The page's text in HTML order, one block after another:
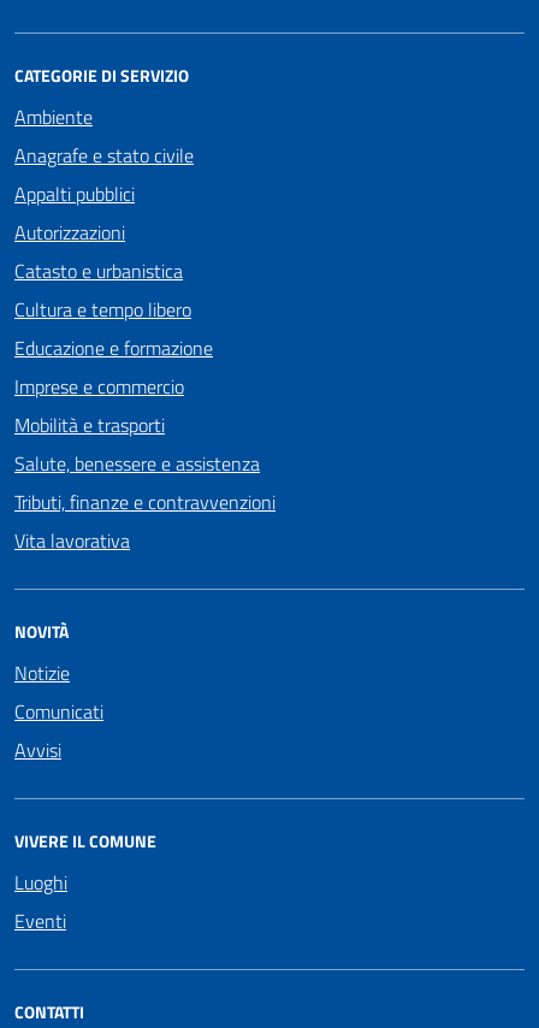
CATEGORIE DI SERVIZIO
Ambiente
Anagrafe e stato civile
Appalti pubblici
Autorizzazioni
Catasto e urbanistica
Cultura e tempo libero
Educazione e formazione
Imprese e commercio
Mobilità e trasporti
Salute, benessere e assistenza
Tributi, finanze e contravvenzioni
Vita lavorativa
NOVITÀ
Notizie
Comunicati
Avvisi
VIVERE IL COMUNE
Luoghi
Eventi
CONTATTI